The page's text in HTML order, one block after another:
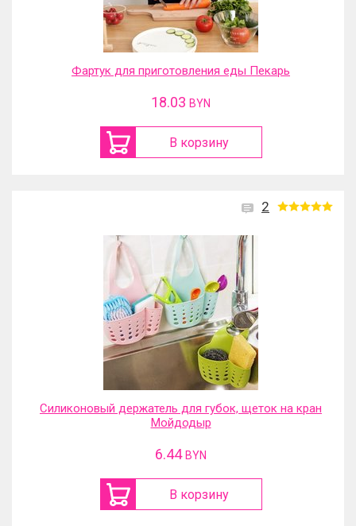
Фартук для приготовления еды Пекарь
18.03 BYN
В корзину
2
Силиконовый держатель для губок, щеток на кран
Мойдодыр
6.44 BYN
В корзину